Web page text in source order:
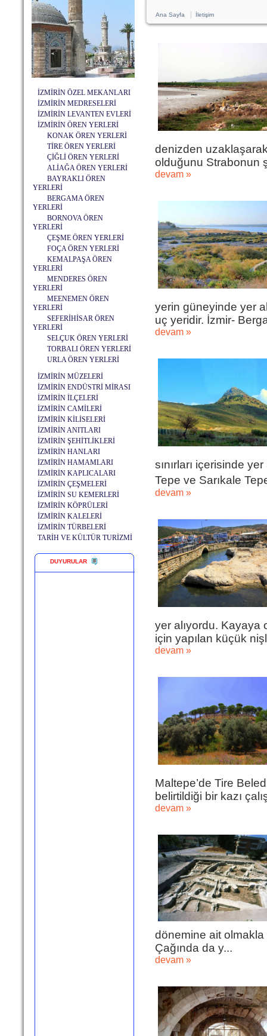
İZMİRİN ÖZEL MEKANLARI
İZMİRİN MEDRESELERİ
İZMİRİN LEVANTEN EVLERİ
İZMİRİN ÖREN YERLERİ
KONAK ÖREN YERLERİ
TİRE ÖREN YERLERİ
ÇİĞLİ ÖREN YERLERİ
ALİAĞA ÖREN YERLERİ
BAYRAKLI ÖREN
YERLERİ
BERGAMA ÖREN
YERLERİ
BORNOVA ÖREN
YERLERİ
ÇEŞME ÖREN YERLERİ
FOÇA ÖREN YERLERİ
KEMALPAŞA ÖREN
YERLERİ
MENDERES ÖREN
YERLERİ
MEENEMEN ÖREN
YERLERİ
SEFERİHİSAR ÖREN
YERLERİ
SELÇUK ÖREN YERLERİ
TORBALI ÖREN YERLERİ
URLA ÖREN YERLERİ
İZMİRİN MÜZELERİ
İZMİRİN ENDÜSTRİ MİRASI
İZMİRİN İLÇELERİ
İZMİRİN CAMİLERİ
İZMİRİN KİLİSELERİ
İZMİRİN ANITLARI
İZMİRİN ŞEHİTLİKLERİ
İZMİRİN HANLARI
İZMİRİN HAMAMLARI
İZMİRİN KAPLICALARI
İZMİRİN ÇEŞMELERİ
İZMİRİN SU KEMERLERİ
İZMİRİN KÖPRÜLERİ
İZMİRİN KALELERİ
İZMİRİN TÜRBELERİ
TARİH VE KÜLTÜR TURİZMİ
DUYURULAR
Ana Sayfa| İletişim
denizden
olduğunu Strabonun
devam »
yerin güneyinde yer
uç yeridir. İzmir-
devam »
sınırları içerisinde
Tepe ve Sarıkale
devam »
yer alıyordu. Kayaya
için yapılan küçük
devam »
Maltepe’de Tire
belirtildiği bir kazı
devam »
dönemine ait olmakla
Çağında da y...
devam »